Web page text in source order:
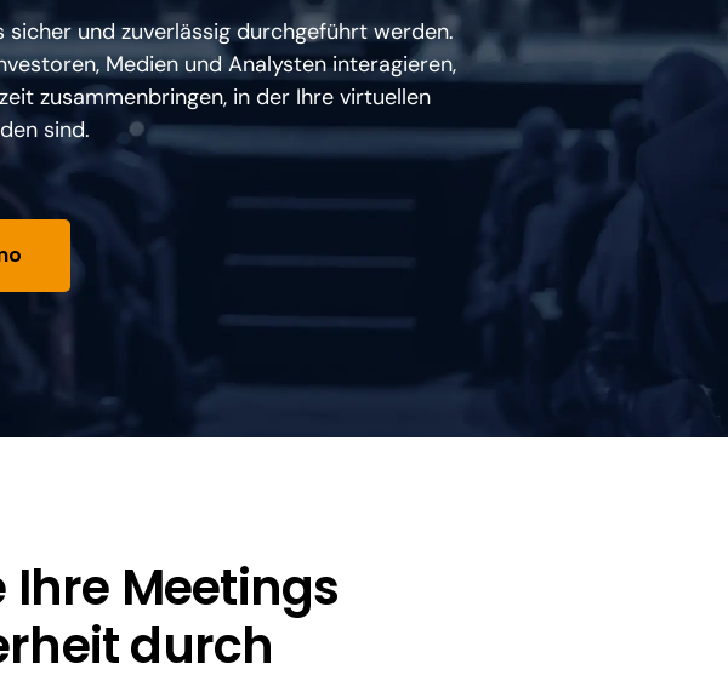
und zuverlässig durchgeführt werden.
Medien und Analysten interagieren,
zusammenbringen, in der Ihre virtuellen
sind.
Ihre Meetings
durch